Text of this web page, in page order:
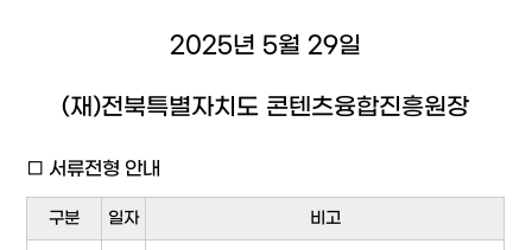
2025년 5월 29일
(재)전북특별자치도 콘텐츠융합진흥원장
□ 서류전형 안내
구분 일자 비고